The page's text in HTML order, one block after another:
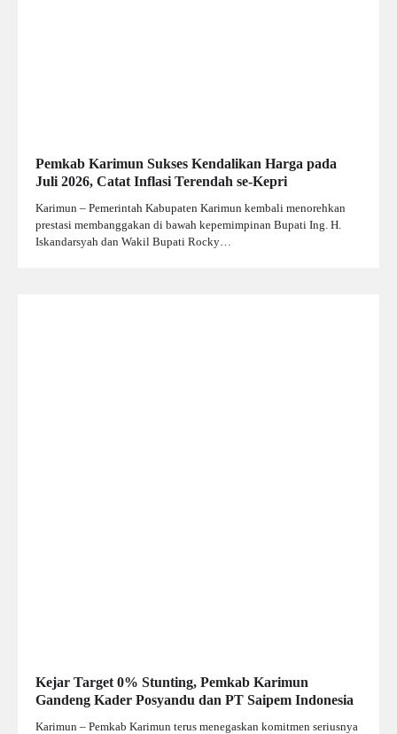
Pemkab Karimun Sukses Kendalikan Harga pada
Juli 2026, Catat Inflasi Terendah se-Kepri
Karimun – Pemerintah Kabupaten Karimun kembali menorehkan
prestasi membanggakan di bawah kepemimpinan Bupati Ing. H.
Iskandarsyah dan Wakil Bupati Rocky…
Kejar Target 0% Stunting, Pemkab Karimun
Gandeng Kader Posyandu dan PT Saipem Indonesia
Karimun – Pemkab Karimun terus menegaskan komitmen seriusnya